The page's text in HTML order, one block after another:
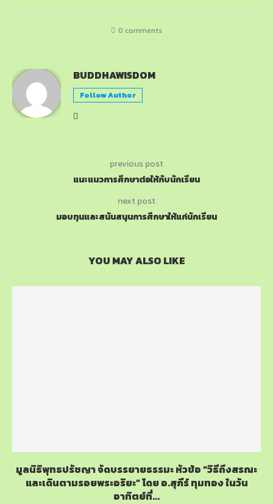
0 comments
BUDDHAWISDOM
Follow Author
previous post
แนะแนวการศึกษาต่อให้กับนักเรียน
next post
มอบทุนและสนันสนุนการศึกษาให้แก่นักเรียน
YOU MAY ALSO LIKE
มูลนิธิพุทธปรัชญา จัดบรรยายธรรมะ หัวข้อ “วิธีถึงสรณะ
และเดินตามรอยพระอริยะ” โดย อ.สุภีร์ ทุมทอง ในวัน
อาทิตย์ที่...